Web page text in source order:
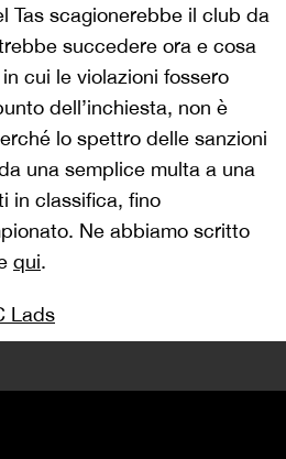
Tas scagionerebbe il club da
succedere ora e cosa
cui le violazioni fossero
dell’inchiesta, non è
lo spettro delle sanzioni
una semplice multa a una
in classifica, fino
Ne abbiamo scritto
qui.
Lads